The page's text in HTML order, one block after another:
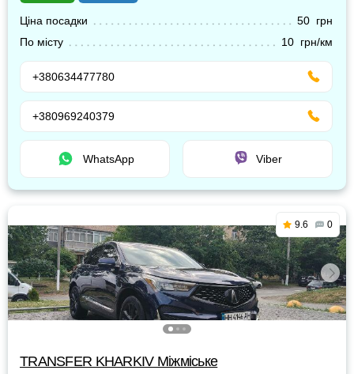
Ціна посадки
50 грн
По місту
10 грн/км
+380634477780
+380969240379
WhatsApp Viber
9.6 0
TRANSFER KHARKIV Міжміське